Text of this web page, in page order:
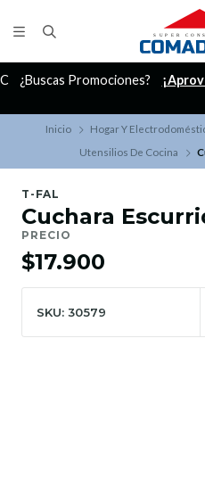
¿Buscas Promociones?
Inicio Hogar Y
Utensilios De Cocina
T-FAL
Cuchara
PRECIO
$17.900
SKU: 30579